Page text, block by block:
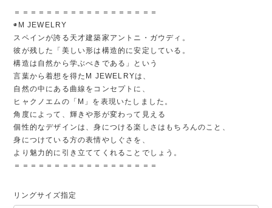
＝＝＝＝＝＝＝＝＝＝＝＝＝＝＝＝＝＝
◉M JEWELRY
スペインが誇る天才建築家アントニ・ガウディ。
彼が残した「美しい形は構造的に安定している。
構造は自然から学ぶべきである」という
言葉から着想を得たM JEWELRYは、
自然の中にある曲線をコンセプトに、
ヒャクノエムの「M」を表現いたしました。
角度によって、輝きや形が変わって見える
個性的なデザインは、身につける楽しさはもちろんのこと、
身につけている方の表情やしぐさを、
より魅力的に引き立ててくれることでしょう。
＝＝＝＝＝＝＝＝＝＝＝＝＝＝＝＝＝＝
リングサイズ指定